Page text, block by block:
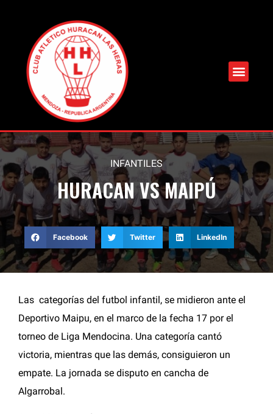
INFANTILES
HURACAN VS MAIPÚ
Facebook Twitter LinkedIn
Las categorías del futbol infantil, se midieron ante el
Deportivo Maipu, en el marco de la fecha 17 por el
torneo de Liga Mendocina. Una categoría cantó
victoria, mientras que las demás, consiguieron un
empate. La jornada se disputo en cancha de
Algarrobal.